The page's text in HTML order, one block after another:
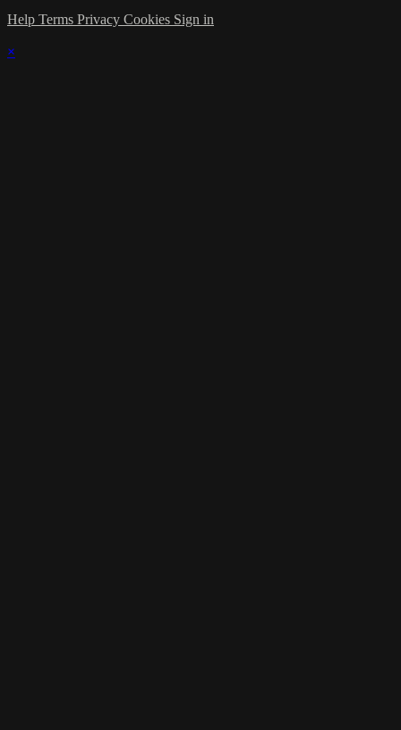
Help Terms Privacy Cookies Sign in
×